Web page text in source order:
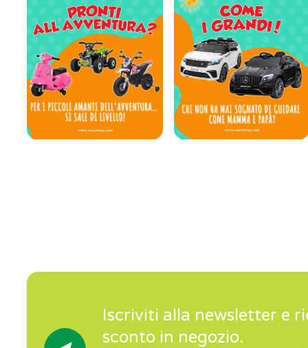
Iscriviti alla newsletter e
sconto in negozio.